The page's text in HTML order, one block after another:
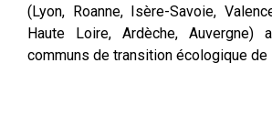
(Lyon, Roanne, Isère-Savoie,
Haute Loire, Ardèche, Auvergne)
communs de transition écologique de